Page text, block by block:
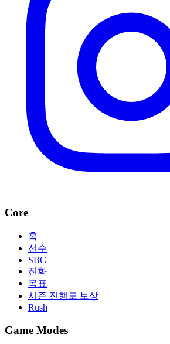
Core
홈
선수
SBC
진화
목표
시즌 진행도 보상
Rush
Game Modes